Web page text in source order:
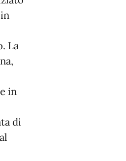
La
in
di